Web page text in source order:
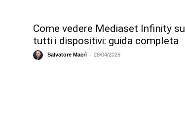
Come vedere Mediaset Infinity su
tutti i dispositivi: guida completa
Salvatore Macrì - 28/04/2026